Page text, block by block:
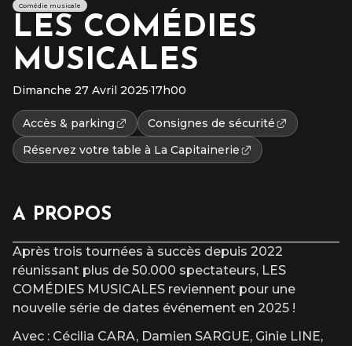
Comédie musicale
LES COMÉDIES
MUSICALES
Dimanche 27 Avril 2025·17h00
Accès & parking
Consignes de sécurité
Réservez votre table à La Capitainerie
A PROPOS
Après trois tournées à succès depuis 2022
réunissant plus de 50.000 spectateurs, LES
COMÉDIES MUSICALES reviennent pour une
nouvelle série de dates événement en 2025 !
Avec : Cécilia CARA, Damien SARGUE, Ginie LINE,